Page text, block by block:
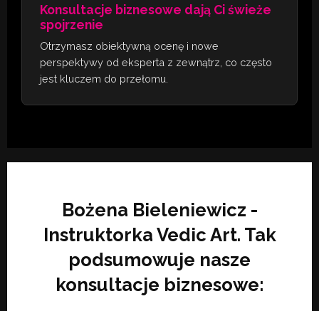
Konsultacje biznesowe dają Ci świeże
spojrzenie
Otrzymasz obiektywną ocenę i nowe
perspektywy od eksperta z zewnątrz, co często
jest kluczem do przełomu.
Bożena Bieleniewicz -
Instruktorka Vedic Art. Tak
podsumowuje nasze
konsultacje biznesowe: